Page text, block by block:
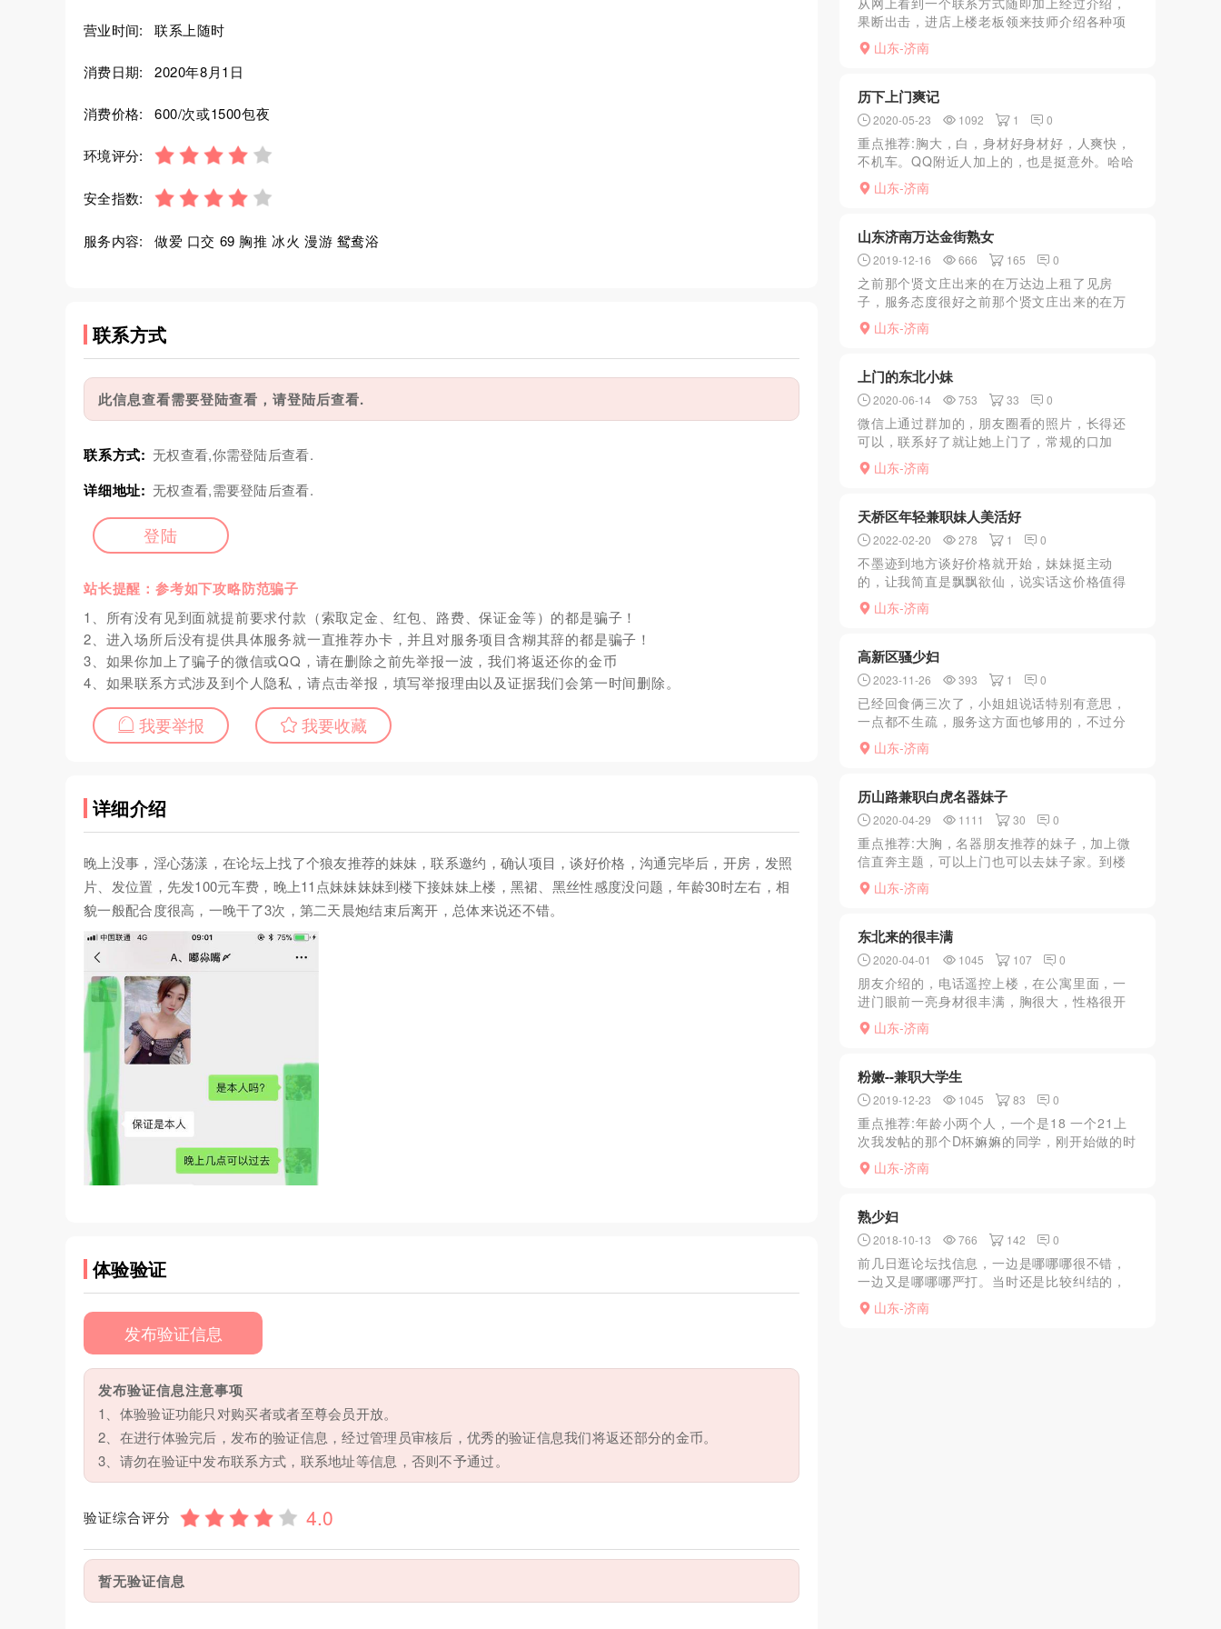
营业时间: 联系上随时
消费日期: 2020年8月1日
消费价格: 600/次或1500包夜
环境评分:
安全指数:
服务内容: 做爱 口交 69 胸推 冰火 漫游 鸳鸯浴
联系方式
此信息查看需要登陆查看，请登陆后查看.
联系方式: 无权查看,你需登陆后查看.
详细地址: 无权查看,需要登陆后查看.
登陆
站长提醒：参考如下攻略防范骗子
1、所有没有见到面就提前要求付款（索取定金、红包、路费、保证金等）的都是骗子！
2、进入场所后没有提供具体服务就一直推荐办卡，并且对服务项目含糊其辞的都是骗子！
3、如果你加上了骗子的微信或QQ，请在删除之前先举报一波，我们将返还你的金币
4、如果联系方式涉及到个人隐私，请点击举报，填写举报理由以及证据我们会第一时间删除。
我要举报 我要收藏
详细介绍
晚上没事，淫心荡漾，在论坛上找了个狼友推荐的妹妹，联系邀约，确认项目，谈好价格，沟通完毕后，开房，发照
片、发位置，先发100元车费，晚上11点妹妹妹妹到楼下接妹妹上楼，黑裙、黑丝性感度没问题，年龄30时左右，相
貌一般配合度很高，一晚干了3次，第二天晨炮结束后离开，总体来说还不错。
体验验证
发布验证信息
发布验证信息注意事项
1、体验验证功能只对购买者或者至尊会员开放。
2、在进行体验完后，发布的验证信息，经过管理员审核后，优秀的验证信息我们将返还部分的金币。
3、请勿在验证中发布联系方式，联系地址等信息，否则不予通过。
验证综合评分
暂无验证信息
果断出击，进店上楼老板领来技师介绍各种项
目选了个398的，服务的确不错，建议选17号
和55号，想要啪啪，最低600元
山东-济南
历下上门爽记
2020-05-23 1092 1 0
重点推荐:胸大，白，身材好身材好，人爽快，
不机车。QQ附近人加上的，也是挺意外。哈哈
哈，总体不错，活不多就算只有口吧。无齿
感。（妹子一天只约一个人，有正常工作。我
山东-济南
山东济南万达金街熟女
2019-12-16 666 165 0
之前那个贤文庄出来的在万达边上租了见房
子，服务态度很好之前那个贤文庄出来的在万
达边上租了见房子，服务态度很好之前那个贤
文庄出来的在万达边上租了见房子，服务态度
山东-济南
上门的东北小妹
2020-06-14 753 33 0
微信上通过群加的，朋友圈看的照片，长得还
可以，联系好了就让她上门了，常规的口加
做，怎么说呢，算是可以，但也不是那种让你
流连忘返
山东-济南
天桥区年轻兼职妹人美活好
2022-02-20 278 1 0
不墨迹到地方谈好价格就开始，妹妹挺主动
的，让我简直是飘飘欲仙，说实话这价格值得
体验..............................
山东-济南
高新区骚少妇
2023-11-26 393 1 0
已经回食俩三次了，小姐姐说话特别有意思，
一点都不生疏，服务这方面也够用的，不过分
的要求都会同意，要不是没积分真不舍得发出
来哈哈哈
山东-济南
历山路兼职白虎名器妹子
2020-04-29 1111 30 0
重点推荐:大胸，名器朋友推荐的妹子，加上微
信直奔主题，可以上门也可以去妹子家。到楼
下门禁上楼，除了个子不高，身材真是极品，
兼职的妹子和职业的真的是不一样，不油腻不
山东-济南
东北来的很丰满
2020-04-01 1045 107 0
朋友介绍的，电话遥控上楼，在公寓里面，一
进门眼前一亮身材很丰满，胸很大，性格很开
朗，先聊了一小会，主动陪浴活很好各种姿势
应有尽有，而且聊的很开心。
山东-济南
粉嫩--兼职大学生
2019-12-23 1045 83 0
重点推荐:年龄小两个人，一个是18 一个21上
次我发帖的那个D杯嫲嫲的同学，刚开始做的时
候有点僵硬，干的浪叫以后很听话，也是遥控
上楼
山东-济南
熟少妇
2018-10-13 766 142 0
前几日逛论坛找信息，一边是哪哪哪很不错，
一边又是哪哪哪严打。当时还是比较纠结的，
最后还是欲望战胜了理智决定去之前看好的这
家店开心一下。7具体位置可以直接百度，而且
山东-济南